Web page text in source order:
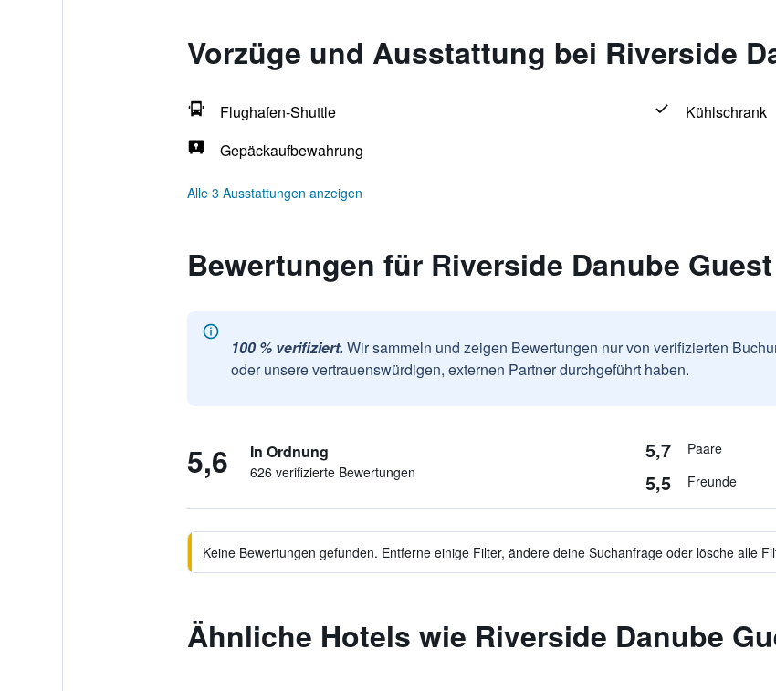
Vorzüge und Ausstattung bei Riverside
Flughafen-Shuttle
Kühlschrank
Gepäckaufbewahrung
Alle 3 Ausstattungen anzeigen
Bewertungen für Riverside Danube
100 % verifiziert. Wir sammeln und zeigen Bewertungen nur von verifizierten
oder unsere vertrauenswürdigen, externen Partner durchgeführt haben.
5,6 In Ordnung
626 verifizierte Bewertungen
5,7 Paare
5,5 Freunde
Keine Bewertungen gefunden. Entferne einige Filter, ändere deine Suchanfrage oder lösche alle
Ähnliche Hotels wie Riverside Danube